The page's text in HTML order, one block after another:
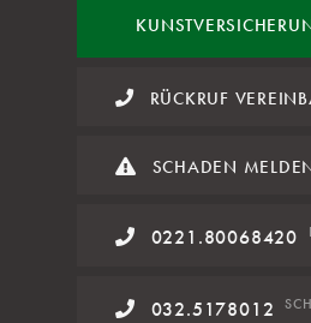
KUNST
RÜCKRUF
SCHADEN
0221.80068420
032.5178012